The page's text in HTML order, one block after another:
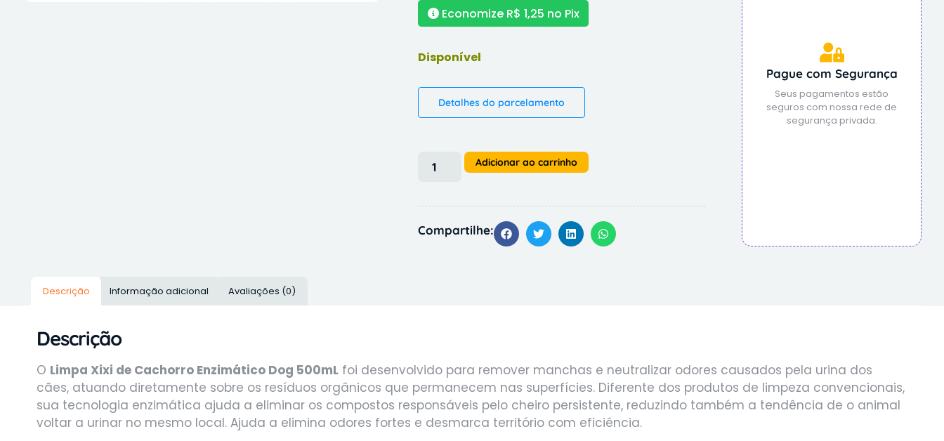
Economize R$ 1,25 no Pix
Detalhes do parcelamento
Adicionar ao carrinho
Compartilhe:
Pague com Segurança
Seus pagamentos estão
seguros com nossa rede de
segurança privada.
Descrição Informação adicional Avaliações (0)
Descrição
O Limpa Xixi de Cachorro Enzimático Dog 500mL foi desenvolvido para remover manchas e neutralizar odores causados pela urina dos
cães, atuando diretamente sobre os resíduos orgânicos que permanecem nas superfícies. Diferente dos produtos de limpeza convencionais,
sua tecnologia enzimática ajuda a eliminar os compostos responsáveis pelo cheiro persistente, reduzindo também a tendência de o animal
voltar a urinar no mesmo local. Ajuda a elimina odores fortes e desmarca território com eficiência.